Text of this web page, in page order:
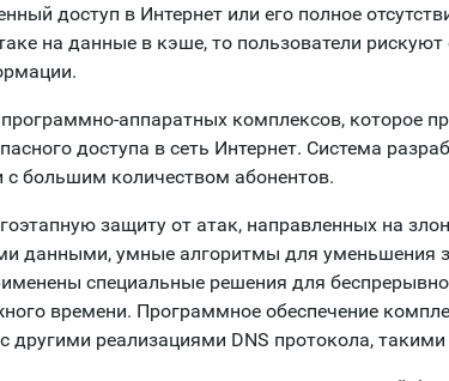
доступ в Интернет или его полное
на данные в кэше, то пользователи рискуют
аппаратных комплексов, которое
доступа в сеть Интернет. Система
большим количеством абонентов.
защиту от атак, направленных на
данными, умные алгоритмы для уменьшения
специальные решения для
времени. Программное обеспечение
другими реализациями DNS протокола, такими